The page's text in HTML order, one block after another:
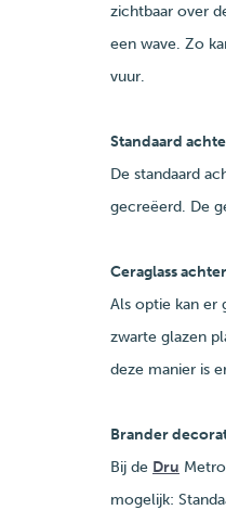
zichtbaar over
een wave. Zo
vuur.
Standaard
De standaard
gecreëerd. De
Ceraglass
Als optie kan er
zwarte glazen
deze manier is
Brander
Bij de Dru
mogelijk: